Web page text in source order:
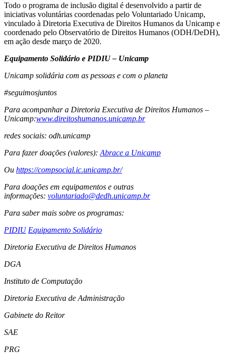
Todo o programa de inclusão digital é desenvolvido a partir de
iniciativas voluntárias coordenadas pelo Voluntariado Unicamp,
vinculado à Diretoria Executiva de Direitos Humanos da Unicamp e
coordenado pelo Observatório de Direitos Humanos (ODH/DeDH),
em ação desde março de 2020.
Equipamento Solidário e PIDIU – Unicamp
Unicamp solidária com as pessoas e com o planeta
#seguimosjuntos
Para acompanhar a Diretoria Executiva de Direitos Humanos –
Unicamp:www.direitoshumanos.unicamp.br
redes sociais: odh.unicamp
Para fazer doações (valores): Abrace a Unicamp
Ou https://compsocial.ic.unicamp.br/
Para doações em equipamentos e outras
informações: voluntariado@dedh.unicamp.br
Para saber mais sobre os programas:
PIDIU Equipamento Solidário
Diretoria Executiva de Direitos Humanos
DGA
Instituto de Computação
Diretoria Executiva de Administração
Gabinete do Reitor
SAE
PRG